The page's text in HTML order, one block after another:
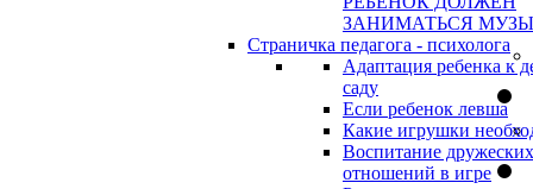
ЗАНИМАТЬСЯ
Страничка педагога - психолога
Адаптация ребенка к
саду
Если ребенок левша
Какие игрушки
Воспитание дружеских
отношений в игре